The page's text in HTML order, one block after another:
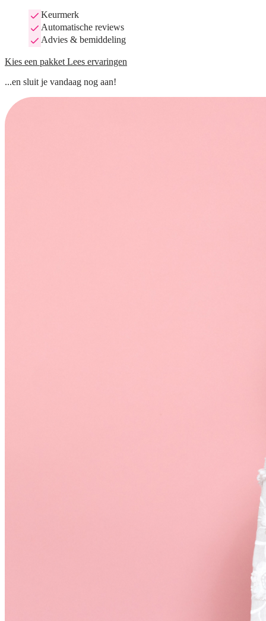
Keurmerk
Automatische reviews
Advies & bemiddeling
Kies een pakket Lees ervaringen
...en sluit je vandaag nog aan!